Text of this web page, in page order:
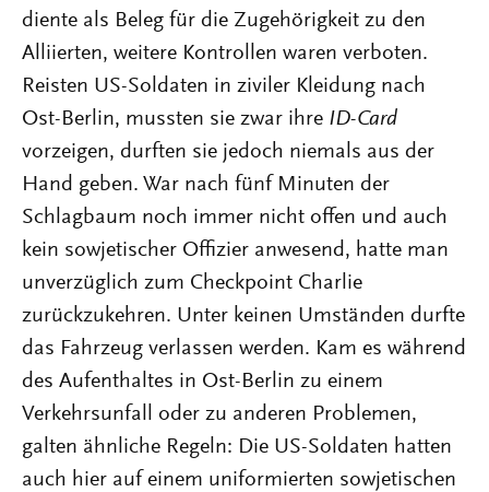
diente als Beleg für die Zugehörigkeit zu den
Alliierten, weitere Kontrollen waren verboten.
Reisten US-Soldaten in ziviler Kleidung nach
Ost-Berlin, mussten sie zwar ihre ID-Card
vorzeigen, durften sie jedoch niemals aus der
Hand geben. War nach fünf Minuten der
Schlagbaum noch immer nicht offen und auch
kein sowjetischer Offizier anwesend, hatte man
unverzüglich zum Checkpoint Charlie
zurückzukehren. Unter keinen Umständen durfte
das Fahrzeug verlassen werden. Kam es während
des Aufenthaltes in Ost-Berlin zu einem
Verkehrsunfall oder zu anderen Problemen,
galten ähnliche Regeln: Die US-Soldaten hatten
auch hier auf einem uniformierten sowjetischen